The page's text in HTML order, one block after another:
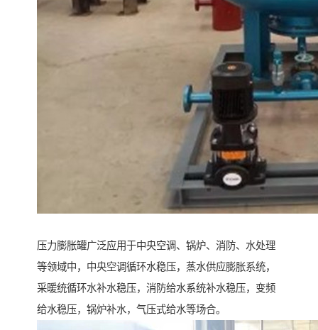
压力膨胀罐广泛应用于中央空调、锅炉、消防、水处理
等领域中，中央空调循环水稳压，蒸水供应膨胀系统，
采暖统循环水补水稳压，消防给水系统补水稳压，变频
给水稳压，锅炉补水，气压式给水等场合。